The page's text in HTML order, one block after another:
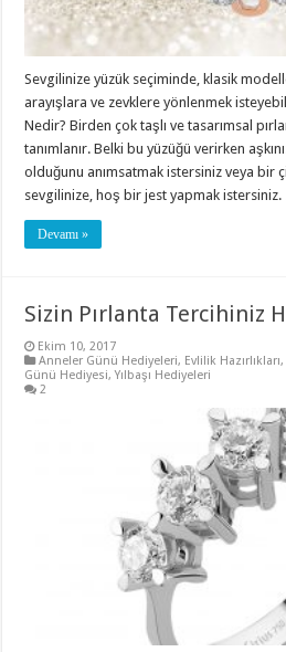
Sevgilinize yüzük seçiminde, klasik
arayışlara ve zevklere yönlenmek
Nedir? Birden çok taşlı ve tasarımsal
tanımlanır. Belki bu yüzüğü verirken
olduğunu anımsatmak istersiniz veya bir
sevgilinize, hoş bir jest yapmak
Devamı »
Sizin Pırlanta Tercihiniz
Ekim 10, 2017
Anneler Günü Hediyeleri, Evlilik Hazırlıkları,
Günü Hediyesi,Yılbaşı Hediyeleri
2